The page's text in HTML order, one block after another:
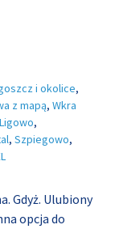
i okolice,
z mapą, Wkra
Ligowo,
, Szpiegowo,
Gdyż. Ulubiony
opcja do